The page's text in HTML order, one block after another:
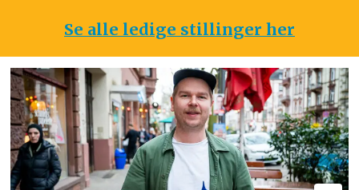
Se alle ledige stillinger her